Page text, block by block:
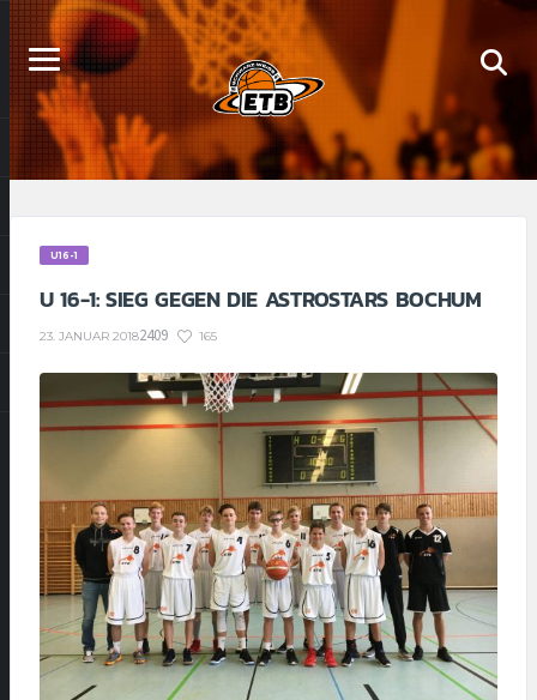
U16-1
U 16-1: SIEG GEGEN DIE ASTROSTARS BOCHUM
23. JANUAR 20182409 165